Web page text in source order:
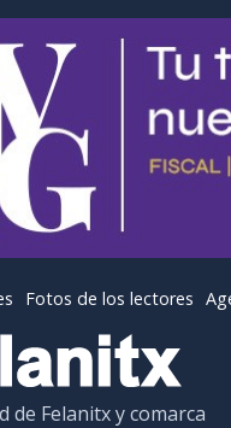
Fotos de los lectores
de Felanitx y comarca